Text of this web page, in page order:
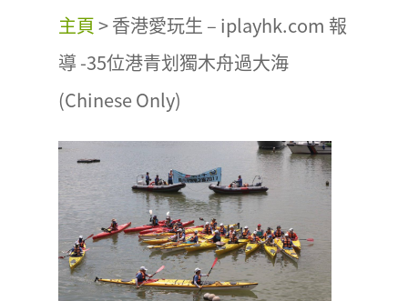
主頁>香港愛玩生 – iplayhk.com 報
導 -35位港青划獨木舟過大海
(Chinese Only)